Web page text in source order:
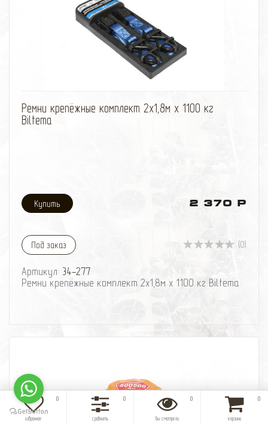
Ремни крепёжные комплект 2x1,8м x 1100 кг
Biltema
2 370 Р
Под заказ (0)
Артикул: 34-277
Ремни крепёжные комплект 2x1,8м x 1100 кг Biltema
0
избранное
0
сравнить
0
вы смотрели
0
корзина